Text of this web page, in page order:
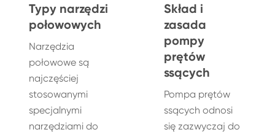
Typy narzędzi
połowowych
Narzędzia
połowowe są
najczęściej
stosowanymi
specjalnymi
narzędziami do
Skład i
zasada
pompy
prętów
ssących
Pompa prętów
ssących odnosi
się zazwyczaj do